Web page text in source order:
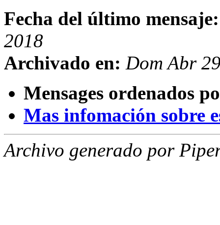
Fecha del último mensaje:
2018
Archivado en: Dom Abr
Mensages ordenados
Mas infomación sobre
Archivo generado por